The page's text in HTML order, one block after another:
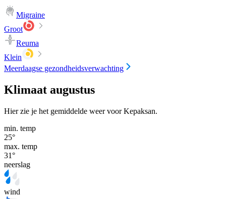
Migraine
Groot
Reuma
Klein
Meerdaagse gezondheidsverwachting
Klimaat augustus
Hier zie je het gemiddelde weer voor Kepaksan.
min. temp
25°
max. temp
31°
neerslag
wind